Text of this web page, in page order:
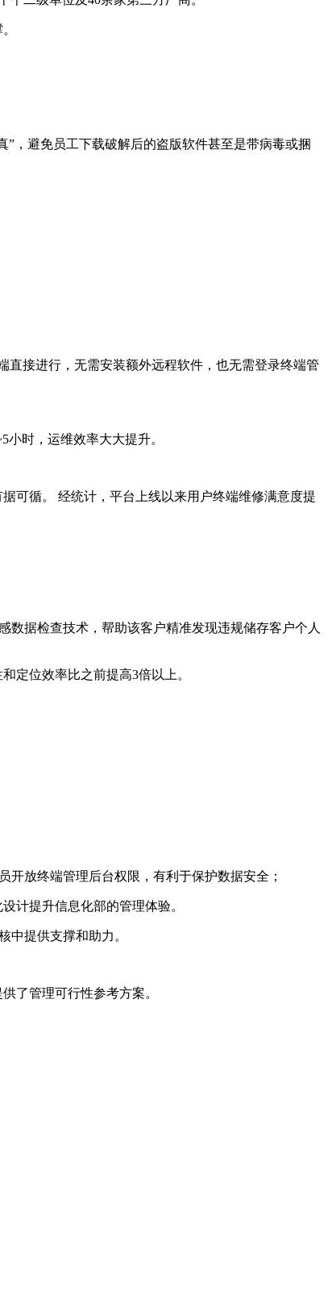
”，避免员工下载破解后的盗版软件甚至是带病毒或捆
直接进行，无需安装额外远程软件，也无需登录终端管
小时，运维效率大大提升。
可循。
经统计，平台上线以来用户终端维修满意度提
数据检查技术，帮助该客户精准发现违规储存客户个人
定位效率比之前提高3倍以上。
放终端管理后台权限，有利于保护数据安全；
计提升信息化部的管理体验。
中提供支撑和助力。
了管理可行性参考方案。